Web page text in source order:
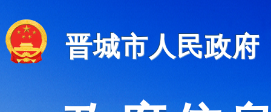
晋城市人民政府